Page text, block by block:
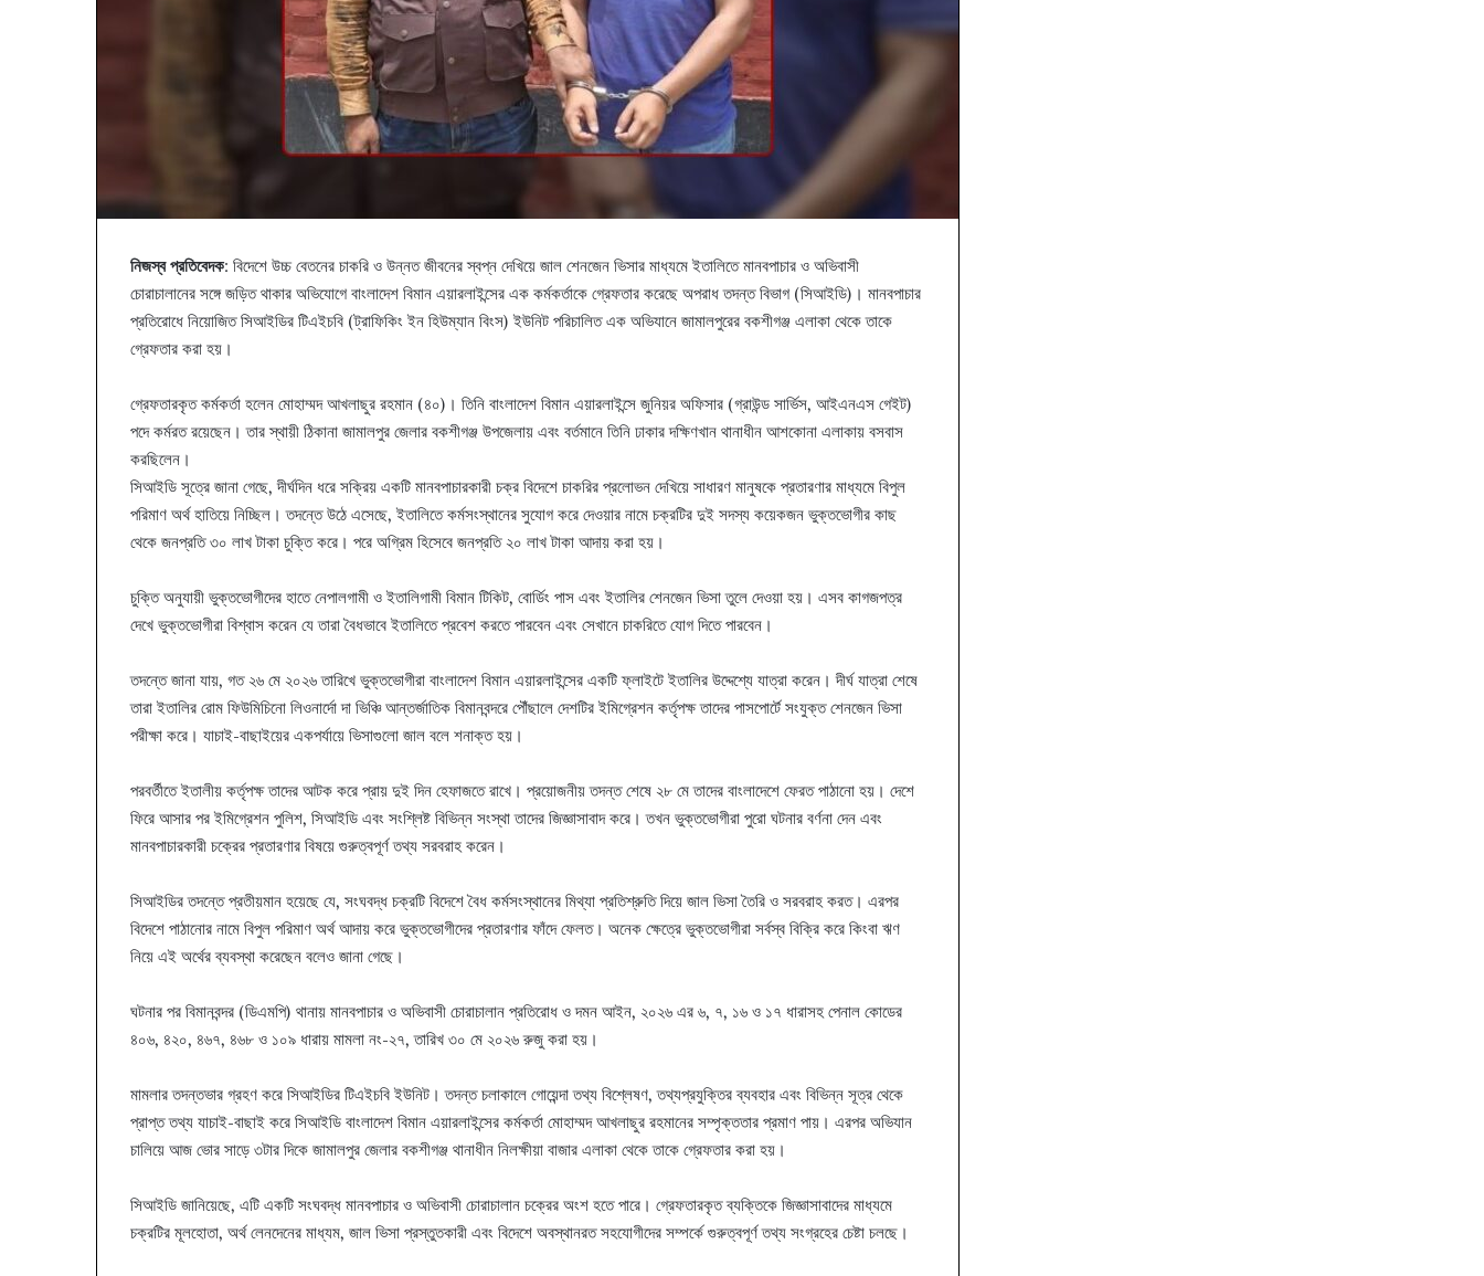
নিজস্ব প্রতিবেদক: বিদেশে উচ্চ বেতনের চাকরি ও উন্নত জীবনের স্বপ্ন দেখিয়ে জাল শেনজেন ভিসার মাধ্যমে ইতালিতে মানবপাচার ও অভিবাসী
চোরাচালানের সঙ্গে জড়িত থাকার অভিযোগে বাংলাদেশ বিমান এয়ারলাইন্সের এক কর্মকর্তাকে গ্রেফতার করেছে অপরাধ তদন্ত বিভাগ (সিআইডি)। মানবপাচার
প্রতিরোধে নিয়োজিত সিআইডির টিএইচবি (ট্রাফিকিং ইন হিউম্যান বিংস) ইউনিট পরিচালিত এক অভিযানে জামালপুরের বকশীগঞ্জ এলাকা থেকে তাকে
গ্রেফতার করা হয়।
গ্রেফতারকৃত কর্মকর্তা হলেন মোহাম্মদ আখলাছুর রহমান (৪০)। তিনি বাংলাদেশ বিমান এয়ারলাইন্সে জুনিয়র অফিসার (গ্রাউন্ড সার্ভিস, আইএনএস গেইট)
পদে কর্মরত রয়েছেন। তার স্থায়ী ঠিকানা জামালপুর জেলার বকশীগঞ্জ উপজেলায় এবং বর্তমানে তিনি ঢাকার দক্ষিণখান থানাধীন আশকোনা এলাকায় বসবাস
করছিলেন।
সিআইডি সূত্রে জানা গেছে, দীর্ঘদিন ধরে সক্রিয় একটি মানবপাচারকারী চক্র বিদেশে চাকরির প্রলোভন দেখিয়ে সাধারণ মানুষকে প্রতারণার মাধ্যমে বিপুল
পরিমাণ অর্থ হাতিয়ে নিচ্ছিল। তদন্তে উঠে এসেছে, ইতালিতে কর্মসংস্থানের সুযোগ করে দেওয়ার নামে চক্রটির দুই সদস্য কয়েকজন ভুক্তভোগীর কাছ
থেকে জনপ্রতি ৩০ লাখ টাকা চুক্তি করে। পরে অগ্রিম হিসেবে জনপ্রতি ২০ লাখ টাকা আদায় করা হয়।
চুক্তি অনুযায়ী ভুক্তভোগীদের হাতে নেপালগামী ও ইতালিগামী বিমান টিকিট, বোর্ডিং পাস এবং ইতালির শেনজেন ভিসা তুলে দেওয়া হয়। এসব কাগজপত্র
দেখে ভুক্তভোগীরা বিশ্বাস করেন যে তারা বৈধভাবে ইতালিতে প্রবেশ করতে পারবেন এবং সেখানে চাকরিতে যোগ দিতে পারবেন।
তদন্তে জানা যায়, গত ২৬ মে ২০২৬ তারিখে ভুক্তভোগীরা বাংলাদেশ বিমান এয়ারলাইন্সের একটি ফ্লাইটে ইতালির উদ্দেশ্যে যাত্রা করেন। দীর্ঘ যাত্রা শেষে
তারা ইতালির রোম ফিউমিচিনো লিওনার্দো দা ভিঞ্চি আন্তর্জাতিক বিমানবন্দরে পৌঁছালে দেশটির ইমিগ্রেশন কর্তৃপক্ষ তাদের পাসপোর্টে সংযুক্ত শেনজেন ভিসা
পরীক্ষা করে। যাচাই-বাছাইয়ের একপর্যায়ে ভিসাগুলো জাল বলে শনাক্ত হয়।
পরবর্তীতে ইতালীয় কর্তৃপক্ষ তাদের আটক করে প্রায় দুই দিন হেফাজতে রাখে। প্রয়োজনীয় তদন্ত শেষে ২৮ মে তাদের বাংলাদেশে ফেরত পাঠানো হয়। দেশে
ফিরে আসার পর ইমিগ্রেশন পুলিশ, সিআইডি এবং সংশ্লিষ্ট বিভিন্ন সংস্থা তাদের জিজ্ঞাসাবাদ করে। তখন ভুক্তভোগীরা পুরো ঘটনার বর্ণনা দেন এবং
মানবপাচারকারী চক্রের প্রতারণার বিষয়ে গুরুত্বপূর্ণ তথ্য সরবরাহ করেন।
সিআইডির তদন্তে প্রতীয়মান হয়েছে যে, সংঘবদ্ধ চক্রটি বিদেশে বৈধ কর্মসংস্থানের মিথ্যা প্রতিশ্রুতি দিয়ে জাল ভিসা তৈরি ও সরবরাহ করত। এরপর
বিদেশে পাঠানোর নামে বিপুল পরিমাণ অর্থ আদায় করে ভুক্তভোগীদের প্রতারণার ফাঁদে ফেলত। অনেক ক্ষেত্রে ভুক্তভোগীরা সর্বস্ব বিক্রি করে কিংবা ঋণ
নিয়ে এই অর্থের ব্যবস্থা করেছেন বলেও জানা গেছে।
ঘটনার পর বিমানবন্দর (ডিএমপি) থানায় মানবপাচার ও অভিবাসী চোরাচালান প্রতিরোধ ও দমন আইন, ২০২৬ এর ৬, ৭, ১৬ ও ১৭ ধারাসহ পেনাল কোডের
৪০৬, ৪২০, ৪৬৭, ৪৬৮ ও ১০৯ ধারায় মামলা নং-২৭, তারিখ ৩০ মে ২০২৬ রুজু করা হয়।
মামলার তদন্তভার গ্রহণ করে সিআইডির টিএইচবি ইউনিট। তদন্ত চলাকালে গোয়েন্দা তথ্য বিশ্লেষণ, তথ্যপ্রযুক্তির ব্যবহার এবং বিভিন্ন সূত্র থেকে
প্রাপ্ত তথ্য যাচাই-বাছাই করে সিআইডি বাংলাদেশ বিমান এয়ারলাইন্সের কর্মকর্তা মোহাম্মদ আখলাছুর রহমানের সম্পৃক্ততার প্রমাণ পায়। এরপর অভিযান
চালিয়ে আজ ভোর সাড়ে ৩টার দিকে জামালপুর জেলার বকশীগঞ্জ থানাধীন নিলক্ষীয়া বাজার এলাকা থেকে তাকে গ্রেফতার করা হয়।
সিআইডি জানিয়েছে, এটি একটি সংঘবদ্ধ মানবপাচার ও অভিবাসী চোরাচালান চক্রের অংশ হতে পারে। গ্রেফতারকৃত ব্যক্তিকে জিজ্ঞাসাবাদের মাধ্যমে
চক্রটির মূলহোতা, অর্থ লেনদেনের মাধ্যম, জাল ভিসা প্রস্তুতকারী এবং বিদেশে অবস্থানরত সহযোগীদের সম্পর্কে গুরুত্বপূর্ণ তথ্য সংগ্রহের চেষ্টা চলছে।